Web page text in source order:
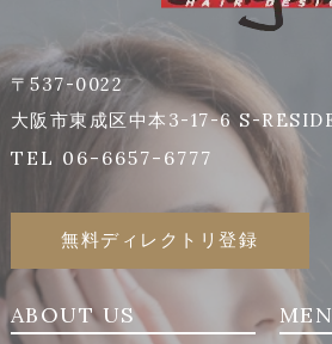
〒537-0022
大阪市東成区中本3-17-6 S-
TEL 06-6657-6777
無料ディレクトリ登録
ABOUT US